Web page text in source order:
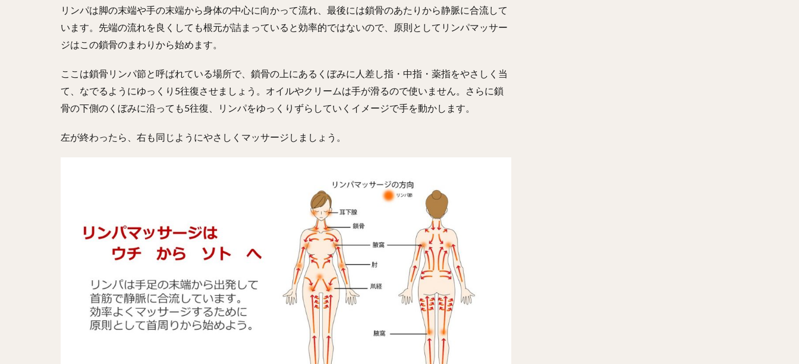
リンパは脚の末端や手の末端から身体の中心に向かって流れ、最後には鎖骨のあたりから静脈に合流して
います。先端の流れを良くしても根元が詰まっていると効率的ではないので、原則としてリンパマッサー
ジはこの鎖骨のまわりから始めます。
ここは鎖骨リンパ節と呼ばれている場所で、鎖骨の上にあるくぼみに人差し指・中指・薬指をやさしく当
て、なでるようにゆっくり5往復させましょう。オイルやクリームは手が滑るので使いません。さらに鎖
骨の下側のくぼみに沿っても5往復、リンパをゆっくりずらしていくイメージで手を動かします。
左が終わったら、右も同じようにやさしくマッサージしましょう。